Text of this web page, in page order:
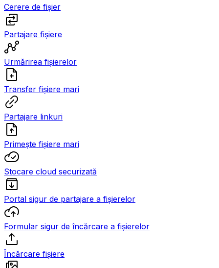
Cerere de fișier
Partajare fișiere
Urmărirea fișierelor
Transfer fișiere mari
Partajare linkuri
Primește fișiere mari
Stocare cloud securizată
Portal sigur de partajare a fișierelor
Formular sigur de încărcare a fișierelor
Încărcare fișiere